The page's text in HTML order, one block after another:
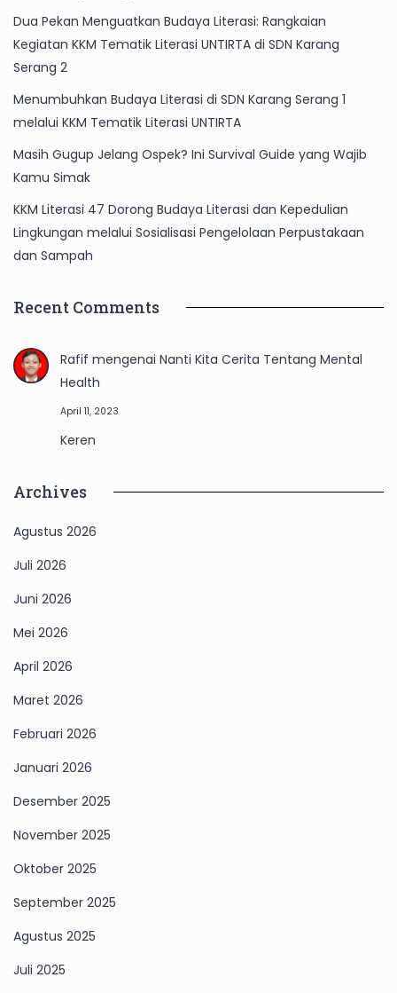
Dua Pekan Menguatkan Budaya Literasi: Rangkaian
Kegiatan KKM Tematik Literasi UNTIRTA di SDN Karang
Serang 2
Menumbuhkan Budaya Literasi di SDN Karang Serang 1
melalui KKM Tematik Literasi UNTIRTA
Masih Gugup Jelang Ospek? Ini Survival Guide yang Wajib
Kamu Simak
KKM Literasi 47 Dorong Budaya Literasi dan Kepedulian
Lingkungan melalui Sosialisasi Pengelolaan Perpustakaan
dan Sampah
Recent Comments
Rafif mengenai Nanti Kita Cerita Tentang Mental
Health
April 11, 2023
Keren
Archives
Agustus 2026
Juli 2026
Juni 2026
Mei 2026
April 2026
Maret 2026
Februari 2026
Januari 2026
Desember 2025
November 2025
Oktober 2025
September 2025
Agustus 2025
Juli 2025